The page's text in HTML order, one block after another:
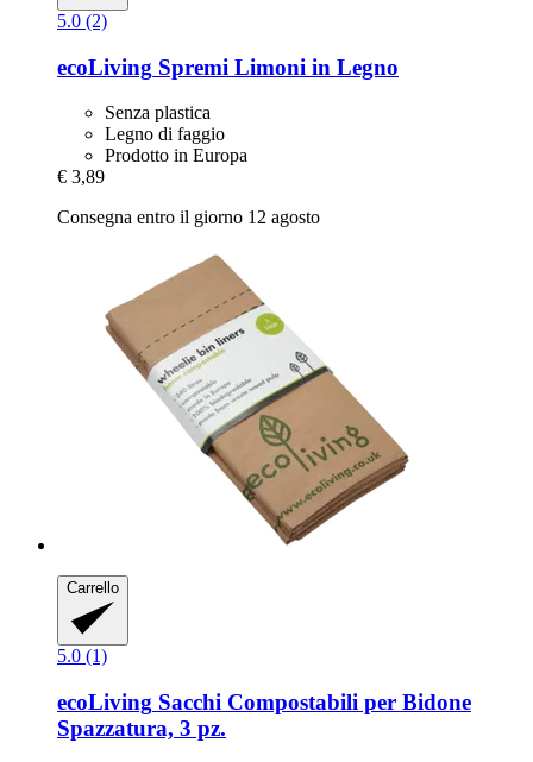
5.0 (2)
ecoLiving Spremi Limoni in Legno
Senza plastica
Legno di faggio
Prodotto in Europa
€ 3,89
Consegna entro il giorno 12 agosto
Carrello
5.0 (1)
ecoLiving Sacchi Compostabili per Bidone
Spazzatura, 3 pz.